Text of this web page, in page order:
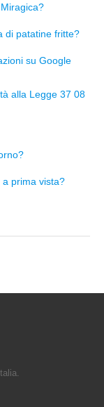
di patatine fritte?
su Google
alla Legge 37 08
prima vista?